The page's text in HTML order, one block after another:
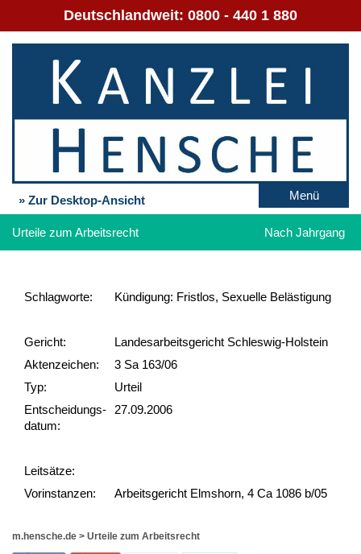
Deutschlandweit: 0800 - 440 1 880
» Zur Desktop-Ansicht Menü
Urteile zum Arbeitsrecht Nach Jahrgang
Schlag­worte: Kündigung: Fristlos, Sexuelle Belästigung
Gericht:
Landesarbeitsgericht Schleswig-Holstein
Akten­zeichen:
3 Sa 163/06
Typ:
Urteil
Ent­scheid­ungs­
datum:
27.09.2006
Leit­sätze:
Vor­ins­tan­zen:
Arbeitsgericht Elmshorn, 4 Ca 1086 b/05
m.hensche.de > Urteile zum Arbeitsrecht